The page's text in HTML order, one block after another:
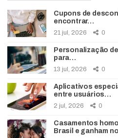
Cupons de
encontrar…
21 jul, 2026 0
Personalização
para…
13 jul, 2026 0
Aplicativos
entre usuários…
2 jul, 2026 0
Casamentos
Brasil e ganham